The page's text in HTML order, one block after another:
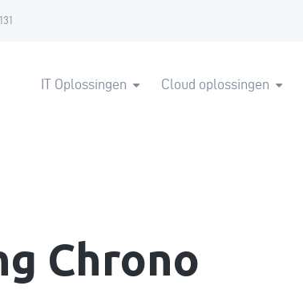
IT Oplossingen Cloud oplossingen
Chrono